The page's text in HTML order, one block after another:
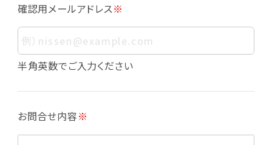
下の通りであり、これらの目的達成の範囲を超
えてお客様の個人情報を利用することはありま
せん。
・会員登録者の個人認証
・会員ポイントプログラムの運営
・メールマガジンの配信
・本サービスに関する規約等の変更の通知
確認用メールアドレス※
半角英数でご入力ください
お問合せ内容※